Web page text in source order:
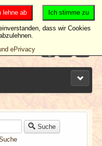
Suche
Ich stimme zu
lehne ab
dass wir Cookies
ePrivacy